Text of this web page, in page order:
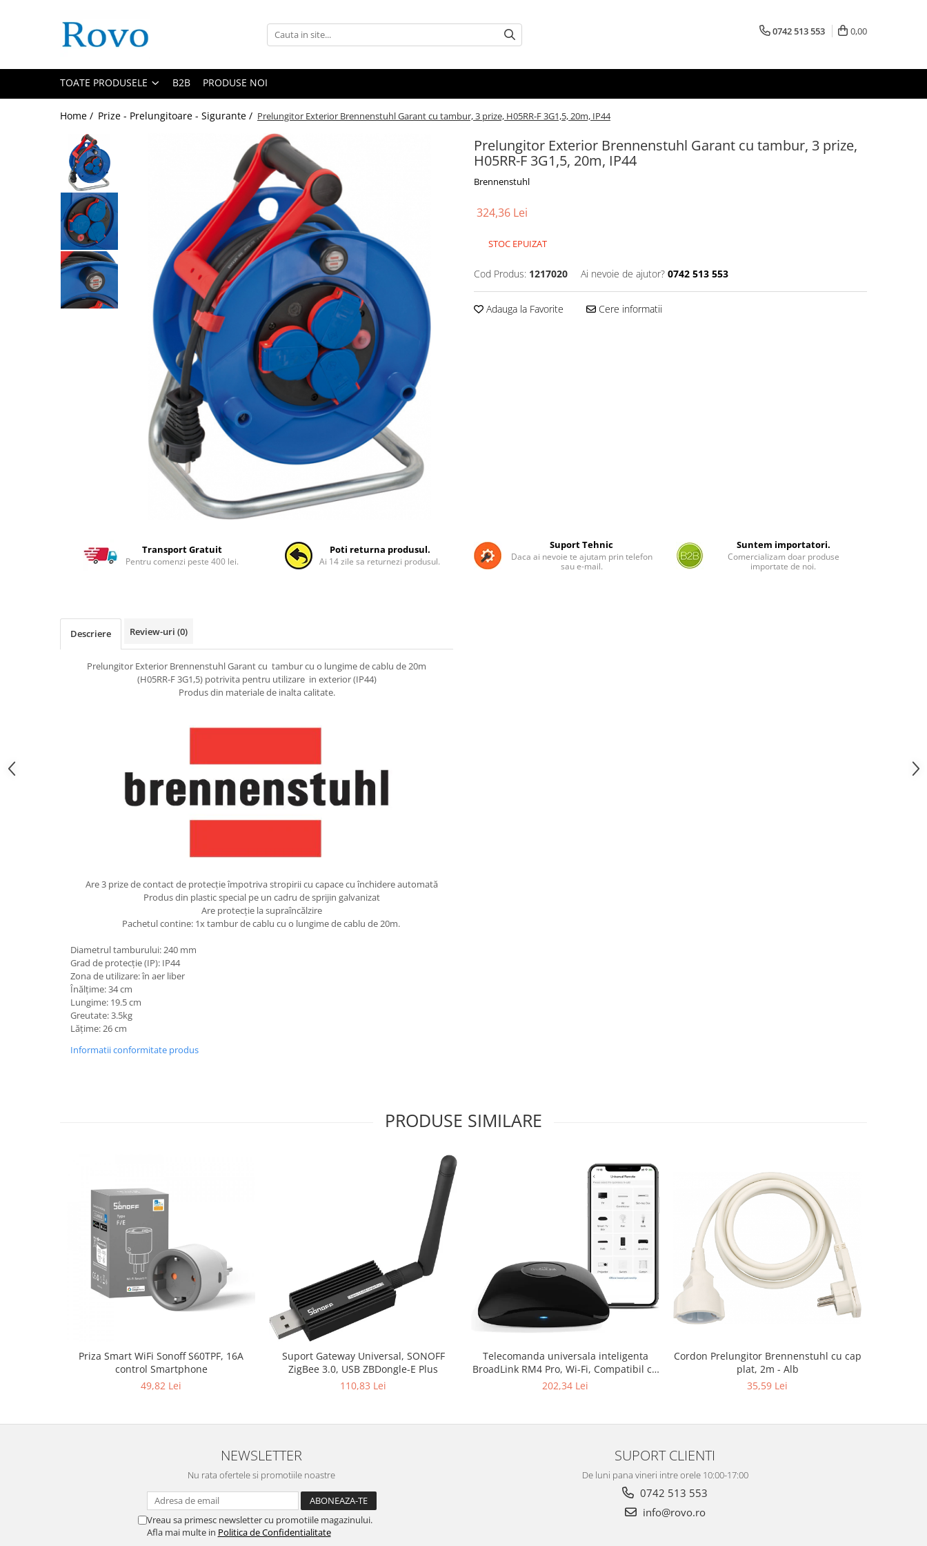
Toate Produsele
Prize - Prelungitoare - Sigurante
Ingrijire personala
Camere Video
Produse Smart
Statie de incarcare masini
Jucarii Copii
0742 513 553 0,00
TOATE PRODUSELE B2B PRODUSE NOI
Home / Prize - Prelungitoare - Sigurante / Prelungitor Exterior Brennenstuhl Garant cu tambur, 3 prize, H05RR-F 3G1,5, 20m, IP44
Prelungitor Exterior Brennenstuhl Garant cu tambur, 3 prize,
H05RR-F 3G1,5, 20m, IP44
Brennenstuhl
324,36 Lei
STOC EPUIZAT
Cod Produs: 1217020 Ai nevoie de ajutor? 0742 513 553
Adauga la Favorite Cere informatii
Transport Gratuit
Pentru comenzi peste 400 lei.
Poti returna produsul.
Ai 14 zile sa returnezi produsul.
Suport Tehnic
Daca ai nevoie te ajutam prin telefon
sau e-mail.
Suntem importatori.
Comercializam doar produse
importate de noi.
Descriere Review-uri (0)
Prelungitor Exterior Brennenstuhl Garant cu tambur cu o lungime de cablu de 20m
(H05RR-F 3G1,5) potrivita pentru utilizare in exterior (IP44)
Produs din materiale de inalta calitate.
Are 3 prize de contact de protecție împotriva stropirii cu capace cu închidere automată
Produs din plastic special pe un cadru de sprijin galvanizat
Are protecție la supraîncălzire
Pachetul contine: 1x tambur de cablu cu o lungime de cablu de 20m.
Diametrul tamburului: 240 mm
Grad de protecție (IP): IP44
Zona de utilizare: în aer liber
Înălțime: 34 cm
Lungime: 19.5 cm
Greutate: 3.5kg
Lățime: 26 cm
Informatii conformitate produs
PRODUSE SIMILARE
Priza Smart WiFi Sonoff S60TPF, 16A
control Smartphone
49,82 Lei
Suport Gateway Universal, SONOFF
ZigBee 3.0, USB ZBDongle-E Plus
110,83 Lei
Telecomanda universala inteligenta
BroadLink RM4 Pro, Wi-Fi, Compatibil cu
Google Home, Alexa & IFTTT273
202,34 Lei
Cordon Prelungitor Brennenstuhl cu cap
plat, 2m - Alb
35,59 Lei
NEWSLETTER
Nu rata ofertele si promotiile noastre
Vreau sa primesc newsletter cu promotiile magazinului.
Afla mai multe in Politica de Confidentialitate
SUPORT CLIENTI
De luni pana vineri intre orele 10:00-17:00
0742 513 553
info@rovo.ro